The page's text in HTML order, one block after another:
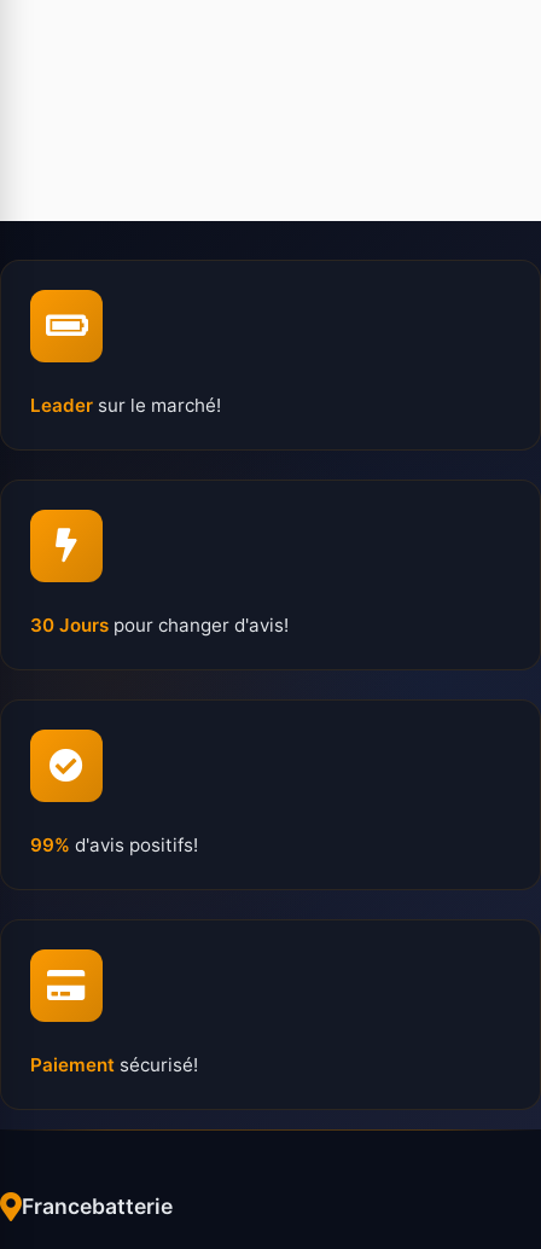
Leader sur le marché!
30 Jours pour changer d'avis!
99% d'avis positifs!
Paiement sécurisé!
Francebatterie